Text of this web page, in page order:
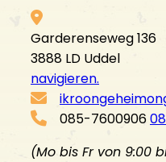
Garderenseweg 136
3888 LD Uddel
navigieren.
085-7600906
(Mo bis Fr von 9:00